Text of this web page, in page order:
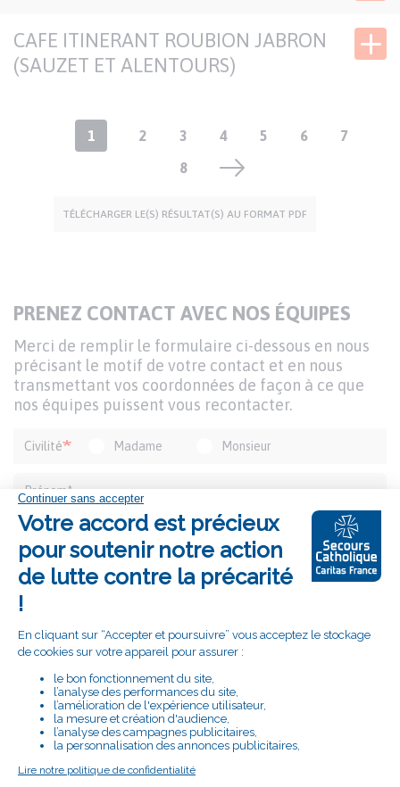
CAFE ITINERANT ROUBION JABRON
(SAUZET ET ALENTOURS)
Pagination
Page
1 Page
2 Page
3 Page
4 Page
5 Page
6 Page
7
Page
8
TÉLÉCHARGER LE(S) RÉSULTAT(S) AU FORMAT PDF
TITRE
FORMULAIRE
PRENEZ CONTACT AVEC NOS ÉQUIPES
Texte
d'introduction
Merci de remplir le formulaire ci-dessous en nous
précisant le motif de votre contact et en nous
transmettant vos coordonnées de façon à ce que
nos équipes puissent vous recontacter.
Formulaire
Civilité Madame Monsieur